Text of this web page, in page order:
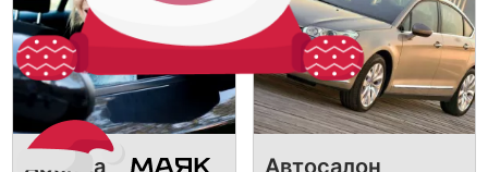
Аренда
Автосалон